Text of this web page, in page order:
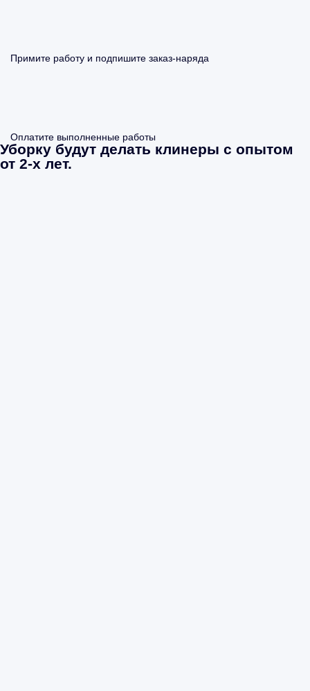
Примите работу и подпишите заказ-наряда
Оплатите выполненные работы
Уборку будут делать клинеры с опытом
от 2-х лет.